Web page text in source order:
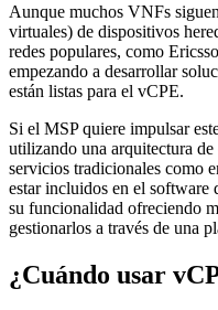
Aunque muchos VNFs
virtuales) de dispositivos
redes populares, como
empezando a desarrollar
están listas para el vCPE.
Si el MSP quiere impulsar
utilizando una arquitectura
servicios tradicionales como
estar incluidos en el software
su funcionalidad ofreciendo
gestionarlos a través de una
¿Cuándo usar